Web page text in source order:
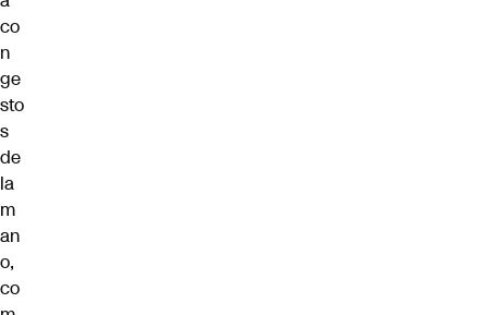
co
n
ge
sto
s
de
la
m
an
o,
co